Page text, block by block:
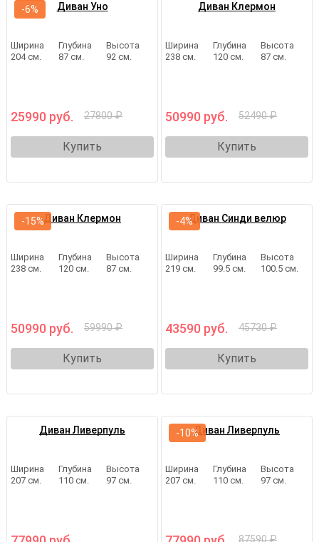
Диван Уно
Ширина
204 см.
Глубина
87 см.
Высота
92 см.
25990 руб. 27800 ₽
Купить
-6% Диван Клермон
Ширина
238 см.
Глубина
120 см.
Высота
87 см.
50990 руб. 52490 ₽
Купить
Диван Клермон
Ширина
238 см.
Глубина
120 см.
Высота
87 см.
50990 руб. 59990 ₽
Купить
-15% Диван Синди велюр
Ширина
219 см.
Глубина
99.5 см.
Высота
100.5 см.
43590 руб. 45730 ₽
Купить
-4%
Диван Ливерпуль
Ширина
207 см.
Глубина
110 см.
Высота
97 см.
Диван Ливерпуль
Ширина
207 см.
Глубина
110 см.
Высота
97 см.
87590 ₽
-10%